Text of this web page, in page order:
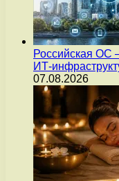
Российская ОС
ИТ-
07.08.2026